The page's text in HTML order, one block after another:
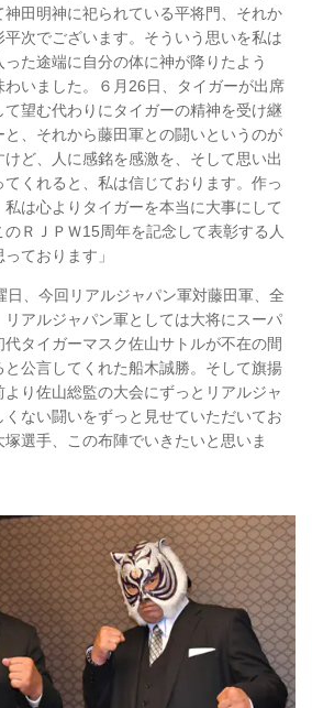
田明神に祀られている平将門、それか
次でございます。そういう思いを私は
た途端に自分の体に神が降りたよう
いました。６月26日、タイガーが出席
望む代わりにタイガーの精神を受け継
、それから藤田軍との闘いというのが
ど、人に感銘を感激を、そして思い出
くれると、私は信じております。作っ
は心よりタイガーを本当に大事にして
のＲＪＰＷ15周年を記念して表彰する人
ております」
日、今回リアルジャパン軍対藤田軍、全
アルジャパン軍としては大将にスーパ
タイガーマスク佐山サトルが不在の間
公言してくれた船木誠勝。そして旗揚
り佐山総監の大会にずっとリアルジャ
ない闘いをずっと見せていただいてお
選手、この布陣でいきたいと思いま